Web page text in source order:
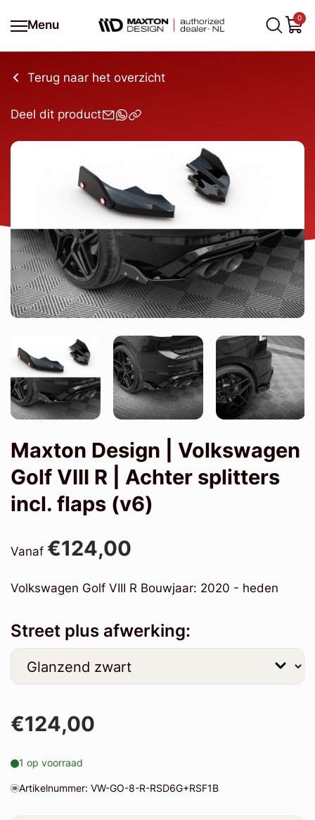
Menu
0
Terug naar het overzicht
Deel dit product
Maxton Design | Volkswagen
Golf VIII R | Achter splitters
incl. flaps (v6)
Vanaf €124,00
Volkswagen Golf VIII R Bouwjaar: 2020 - heden
Street plus afwerking:
€124,00
1 op voorraad
Artikelnummer: VW-GO-8-R-RSD6G+RSF1B